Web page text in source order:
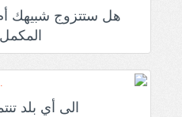
هل ستتزوج شبيهك
الى أي بلد